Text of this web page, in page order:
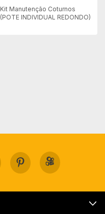
Kit Manutenção Coturnos
(POTE INDIVIDUAL REDONDO)